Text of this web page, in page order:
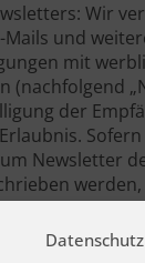
Datenschutz
Wir
Mails und
mit
(nachfolgend
der
Newsletter
Nutzer
Newsletter
und uns.